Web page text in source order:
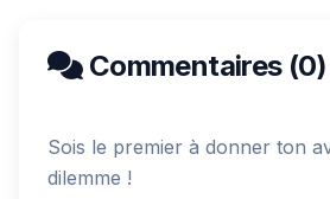
Commentaires (0)
Sois le premier à donner ton
dilemme !